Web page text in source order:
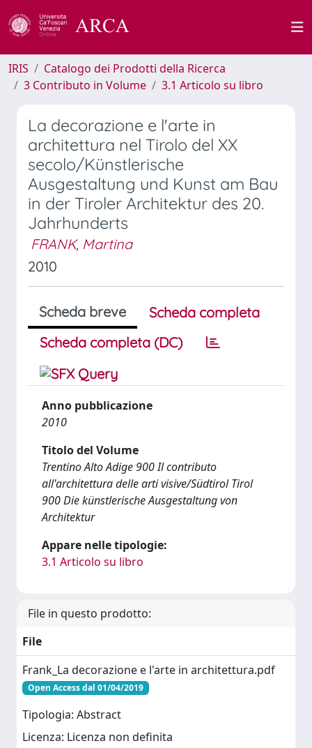
IRIS
Catalogo dei Prodotti della Ricerca
3 Contributo in Volume
3.1 Articolo su libro
La decorazione e l'arte in
architettura nel Tirolo del XX
secolo/Künstlerische
Ausgestaltung und Kunst am Bau
in der Tiroler Architektur des 20.
Jahrhunderts
FRANK, Martina
2010
Scheda breve
Scheda completa
Scheda completa (DC)
Anno pubblicazione
2010
Titolo del Volume
Trentino Alto Adige 900 Il contributo
all'architettura delle arti visive/Südtirol Tirol
900 Die künstlerische Ausgestaltung von
Architektur
Appare nelle tipologie:
3.1 Articolo su libro
File in questo prodotto:
File
Frank_La decorazione e l'arte in architettura.pdf
Open Access dal 01/04/2019
Tipologia: Abstract
Licenza: Licenza non definita